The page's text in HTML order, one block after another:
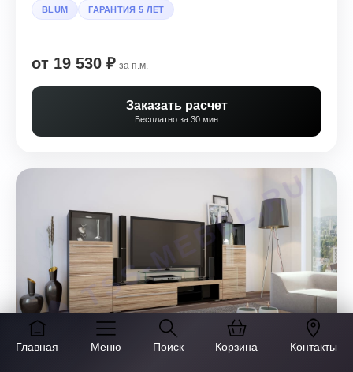
Главная Меню Поиск Корзина Контакты
BLUM ГАРАНТИЯ 5 ЛЕТ
от 19 530 ₽ за п.м.
Заказать расчет
Бесплатно за 30 мин